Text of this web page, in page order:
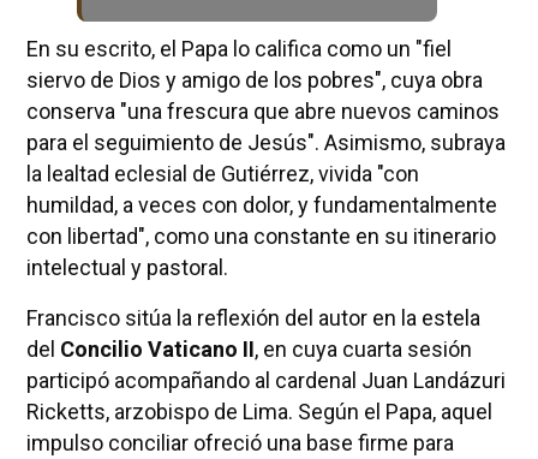
En su escrito, el Papa lo califica como un "fiel
siervo de Dios y amigo de los pobres", cuya obra
conserva "una frescura que abre nuevos caminos
para el seguimiento de Jesús". Asimismo, subraya
la lealtad eclesial de Gutiérrez, vivida "con
humildad, a veces con dolor, y fundamentalmente
con libertad", como una constante en su itinerario
intelectual y pastoral.
Francisco sitúa la reflexión del autor en la estela
del Concilio Vaticano II, en cuya cuarta sesión
participó acompañando al cardenal Juan Landázuri
Ricketts, arzobispo de Lima. Según el Papa, aquel
impulso conciliar ofreció una base firme para